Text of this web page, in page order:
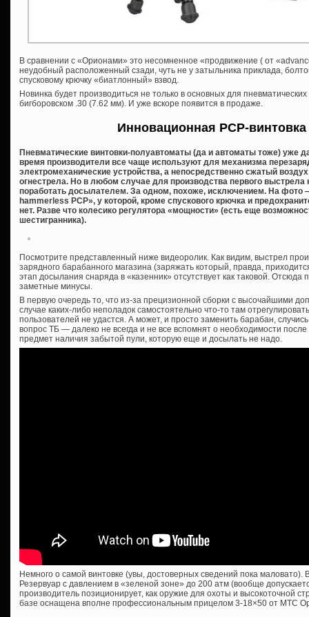
В сравнении с «Орионами» это несомненное «продвижение ( от
неудобный расположенный сзади, чуть не у затыльника приклада,
спусковому крючку «биатлонный» взвод.
Новинка будет производиться не только в основных для
бигборовском .30 (7.62 мм). И уже вскоре появится в продаже.
Инновационная PCP-винтовка
Пневматические винтовки-полуавтоматы (да и автоматы тоже) уже
время производители все чаще используют для механизма
электромеханические устройства, а непосредственно сжатый
огнестрела. Но в любом случае для производства первого выстрела
поработать досылателем. За одном, похоже, исключением. На фото
hammerless PCP», у которой, кроме спускового крючка и
нет. Разве что колесико регулятора «мощности» (есть еще
шестигранника).
Посмотрите представленный ниже видеоролик. Как видим, выстрел
зарядного барабанного магазина (заряжать который, правда,
этап досылания снаряда в «казенник» отсутствует как таковой.
заметные минусы.
В первую очередь то, что из-за прецизионной сборки с высочайшими
случае каких-либо неполадок самостоятельно что-то там
пользователей не удастся. А может, и просто заменить барабан,
вопрос ТБ — далеко не всегда и не все вспомнят о необходимости
предмет наличия забытой пули, которую еще и досылать не надо.
Немного о самой винтовке (увы, достоверных сведений пока маловато).
Резервуар с давлением в «зеленой зоне» до 200 атм (вообще
производитель позиционирует, как оружие для охоты и высокоточной
базе оснащена вполне профессиональным прицелом 3-18×50 от MTC